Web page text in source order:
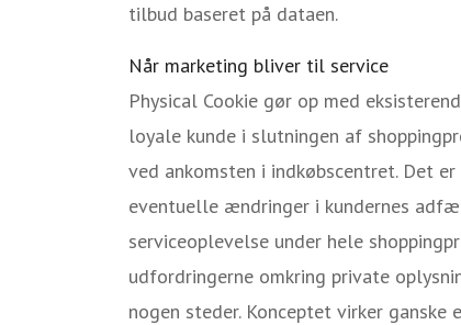
tilbud baseret på dataen.
Når marketing bliver til service
Physical Cookie gør op med
loyale kunde i slutningen af
ved ankomsten i indkøbscentret. Det
eventuelle ændringer i kundernes
serviceoplevelse under hele
udfordringerne omkring private
nogen steder. Konceptet virker ganske